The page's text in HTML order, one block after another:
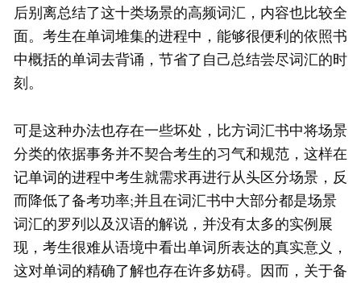
后别离总结了这十类场景的高频词汇，内容也比较全
面。考生在单词堆集的进程中，能够很便利的依照书
中概括的单词去背诵，节省了自己总结尝尽词汇的时
刻。
可是这种办法也存在一些坏处，比方词汇书中将场景
分类的依据事务并不契合考生的习气和规范，这样在
记单词的进程中考生就需求再进行从头区分场景，反
而降低了备考功率;并且在词汇书中大部分都是场景
词汇的罗列以及汉语的解说，并没有太多的实例展
现，考生很难从语境中看出单词所表达的真实意义，
这对单词的精确了解也存在许多妨碍。因而，关于备